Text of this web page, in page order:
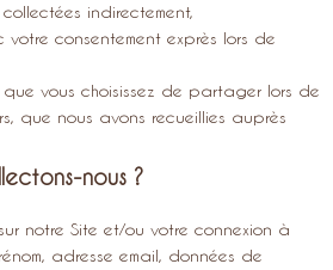
indirectement,
consentement exprès lors de
que vous choisissez de partager lors de
que nous avons recueillies auprès
nous ?
notre Site et/ou votre connexion à
adresse email, données de